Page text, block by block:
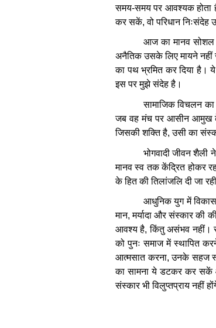
समय-समय पर आवश्यक होता
कर सकें,वो परिधान निःसंदेह
आज का मानव सोशल
अनैतिक उसके लिए मायने नहीं
का पथ भ्रमित कर दिया है। ये
इस पर मुझे संदेह है।
सामाजिक विचलन का
जब वह मंच पर आसीन आमुख
जिसकी शक्ति है,उसी का
भोगवादी जीवन शैली ने
मानव स्व तक केंद्रित होकर
के हित की तिलांजलि दी जा रही
आधुनिक युग में विकास
मान,मर्यादा और संस्कार की
आवश्य है,किंतु असंभव नहीं।
को पुनः समाज में स्थापित
आत्मसात करना,उनके सहज
का सामना ये डटकर कर सकें
संस्कार भी विलुप्तप्राय नहीं